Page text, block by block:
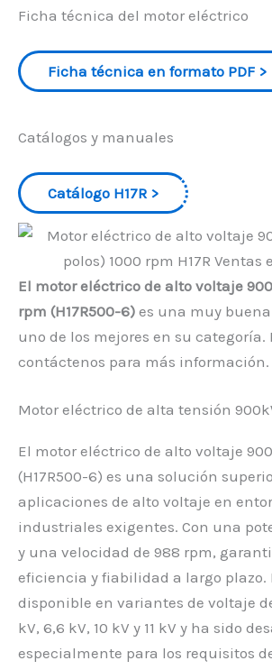
Ficha técnica del motor eléctrico
Ficha técnica en formato PDF
Catálogos y manuales
Catálogo H17R
El motor eléctrico de alto voltaje
rpm (H17R500-6) es una muy
uno de los mejores en su categoría.
contáctenos para más información.
Motor eléctrico de alta tensión
El motor eléctrico de alto voltaje
(H17R500-6) es una solución
aplicaciones de alto voltaje en
industriales exigentes. Con una
y una velocidad de 988 rpm,
eficiencia y fiabilidad a largo plazo.
disponible en variantes de voltaje
kV, 6,6 kV, 10 kV y 11 kV y ha sido
especialmente para los requisitos